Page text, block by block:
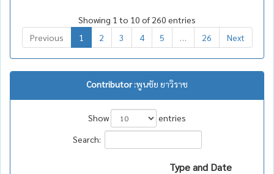
Showing 1 to 10 of 260 entries
Previous
1 2 3 4 5 26 Next
Contributor :พูนชัย ยาวิราช
Show
entries
Search:
Type and Date